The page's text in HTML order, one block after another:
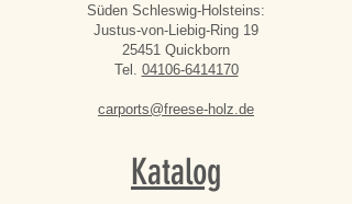
Süden Schleswig-Holsteins:
Justus-von-Liebig-Ring 19
25451 Quickborn
Tel. 04106-6414170
carports@freese-holz.de
Katalog